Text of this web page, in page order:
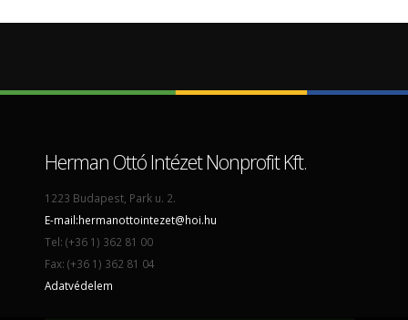
Herman Ottó Intézet Nonprofit Kft.
1223 Budapest, Park u. 2.
E-mail:hermanottointezet@hoi.hu
Tel: (+36 1) 362 81 00
Fax: (+36 1) 362 81 04
Adatvédelem